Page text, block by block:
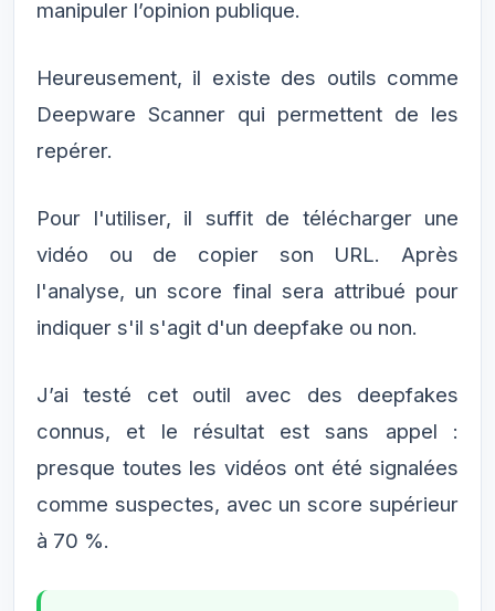
manipuler l’opinion publique.
Heureusement, il existe des outils comme
Deepware Scanner qui permettent de les
repérer.
Pour l'utiliser, il suffit de télécharger une
vidéo ou de copier son URL. Après
l'analyse, un score final sera attribué pour
indiquer s'il s'agit d'un deepfake ou non.
J’ai testé cet outil avec des deepfakes
connus, et le résultat est sans appel :
presque toutes les vidéos ont été signalées
comme suspectes, avec un score supérieur
à 70 %.